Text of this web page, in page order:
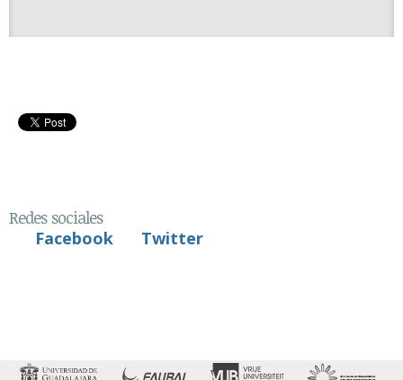
Redes sociales
Facebook
Twitter